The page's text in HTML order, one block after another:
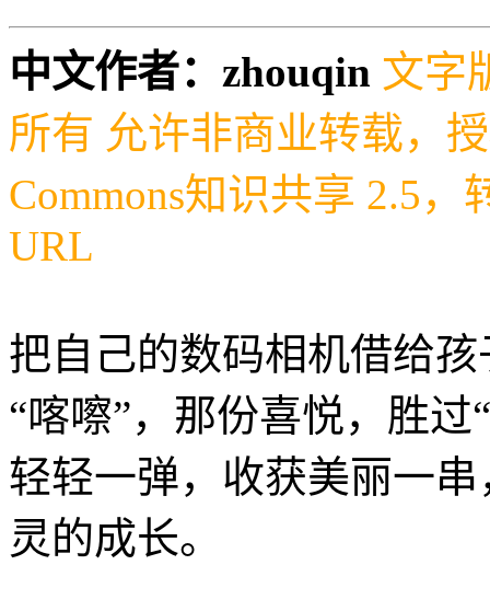
中文作者：zhouqin 文字
所有 允许非商业转载，
Commons知识共享 2.5
URL
把自己的数码相机借给
“喀嚓”，那份喜悦，胜
轻轻一弹，收获美丽一
灵的成长。